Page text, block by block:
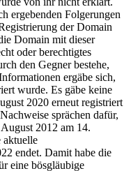
ergebenden Folgerungen
der Domain
Domain mit dieser
oder berechtigtes
den Gegner bestehe,
ergäbe sich,
wurde. Es gäbe keine
2020 erneut registriert
sprächen dafür,
2012 am 14.
aktuelle
endet. Damit habe die
eine bösgläubige